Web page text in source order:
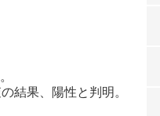
果、陽性と判明。